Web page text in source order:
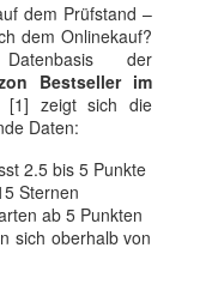
dem Prüfstand –
dem Onlinekauf?
der
Bestseller im
[1] zeigt sich die
Daten:
2.5 bis 5 Punkte
Sternen
ab 5 Punkten
sich oberhalb von